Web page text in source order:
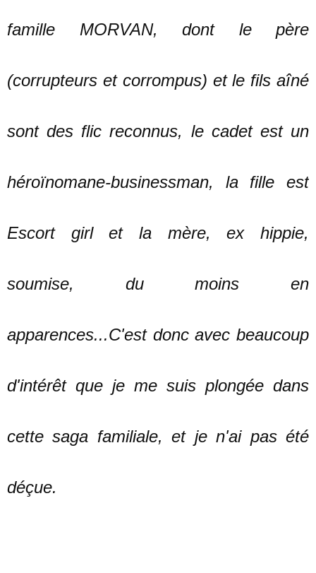
famille MORVAN, dont le père
(corrupteurs et corrompus) et le fils aîné
sont des flic reconnus, le cadet est un
héroïnomane-businessman, la fille est
Escort girl et la mère, ex hippie,
soumise, du moins en
apparences...C'est donc avec beaucoup
d'intérêt que je me suis plongée dans
cette saga familiale, et je n'ai pas été
déçue.